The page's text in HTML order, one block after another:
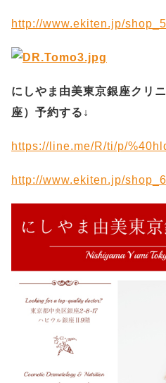
http://www.ekiten.jp/
にしやま由美東京銀座クリ
座）予約する ↓
https://line.me/R/ti/p/
http://www.ekiten.jp/